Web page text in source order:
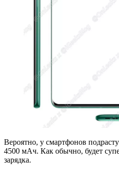
Вероятно, у смартфонов
4500 мАч. Как обычно, будет
зарядка.